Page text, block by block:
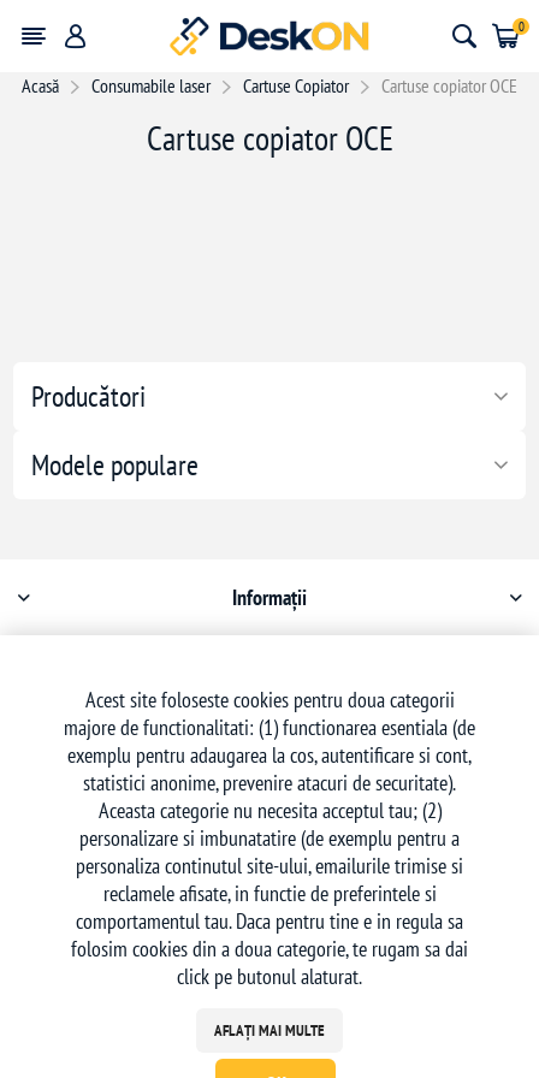
0
Acasă Consumabile laser Cartuse Copiator Cartuse copiator OCE
Producători
Modele populare
Cartuse copiator OCE
Informații
Serviciu clienți
Urmăriți-ne
Acest site foloseste cookies pentru doua categorii
majore de functionalitati: (1) functionarea esentiala (de
exemplu pentru adaugarea la cos, autentificare si cont,
statistici anonime, prevenire atacuri de securitate).
Aceasta categorie nu necesita acceptul tau; (2)
personalizare si imbunatatire (de exemplu pentru a
personaliza continutul site-ului, emailurile trimise si
reclamele afisate, in functie de preferintele si
comportamentul tau. Daca pentru tine e in regula sa
folosim cookies din a doua categorie, te rugam sa dai
click pe butonul alaturat.
AFLAȚI MAI MULTE